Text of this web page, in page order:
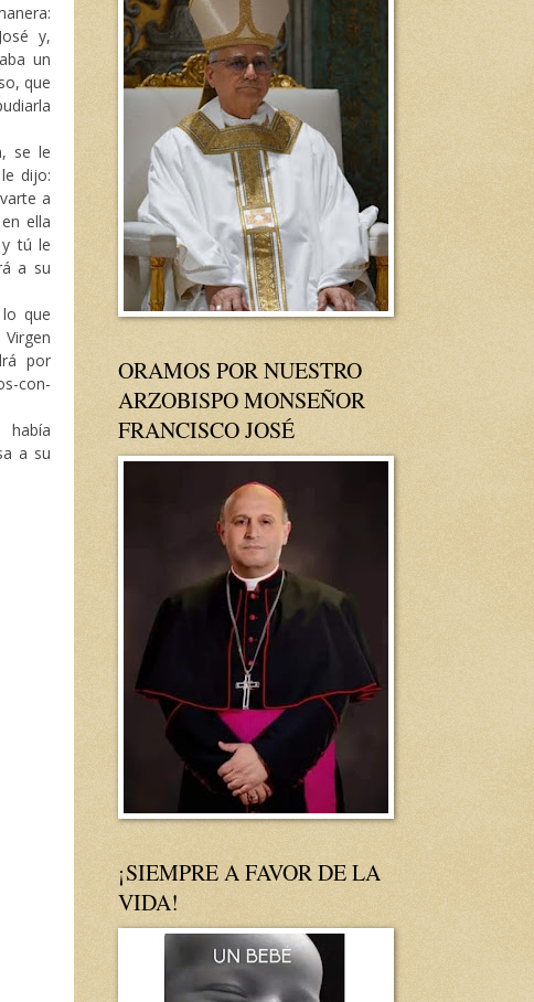
y,
un
que
se le
dijo:
a
ella
tú le
a su
que
por
con-
había
a su
ORAMOS POR NUESTRO
ARZOBISPO MONSEÑOR
FRANCISCO JOSÉ
¡SIEMPRE A FAVOR DE LA
VIDA!